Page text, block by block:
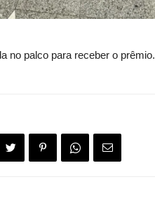
no palco para receber o prêmio.